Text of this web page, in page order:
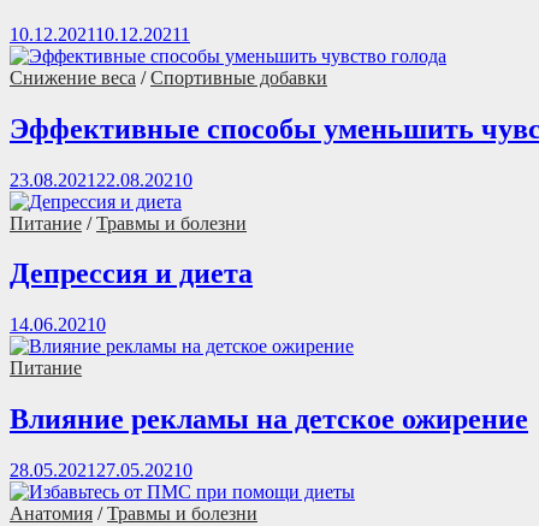
10.12.202110.12.20211
Снижение веса /Спортивные добавки
Эффективные способы уменьшить
23.08.2021 22.08.20210
Питание /Травмы и болезни
Депрессия и диета
14.06.20210
Питание
Влияние рекламы на детское ожирение
28.05.2021 27.05.20210
Анатомия /Травмы и болезни